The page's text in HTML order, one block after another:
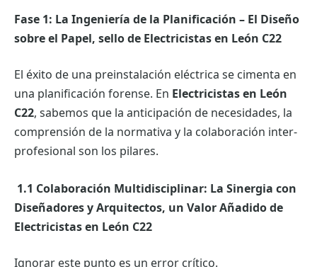
Fase 1: La Ingeniería de la Planificación – El Diseño
sobre el Papel, sello de Electricistas en León C22
El éxito de una preinstalación eléctrica se cimenta en
una planificación forense. En Electricistas en León
C22, sabemos que la anticipación de necesidades, la
comprensión de la normativa y la colaboración inter-
profesional son los pilares.
1.1 Colaboración Multidisciplinar: La Sinergia con
Diseñadores y Arquitectos, un Valor Añadido de
Electricistas en León C22
Ignorar este punto es un error crítico.